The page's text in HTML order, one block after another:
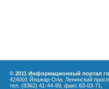
© 2011 Информационный портал
424001 Йошкар-Ола, Ленинский
тел. (8362) 41-44-89, факс 63-03-71,